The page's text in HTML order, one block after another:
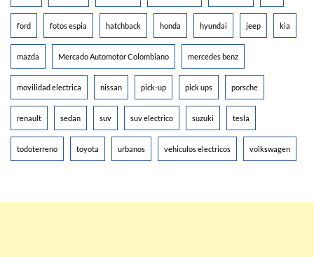
ford fotos espia hatchback honda hyundai jeep kia
mazda Mercado Automotor Colombiano mercedes benz
movilidad electrica nissan pick-up pick ups porsche
renault sedan suv suv electrico suzuki tesla
todoterreno toyota urbanos vehiculos electricos volkswagen